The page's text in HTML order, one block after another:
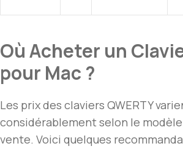
Où Acheter un
pour Mac ?
Les prix des claviers QWERTY
considérablement selon le
vente. Voici quelques